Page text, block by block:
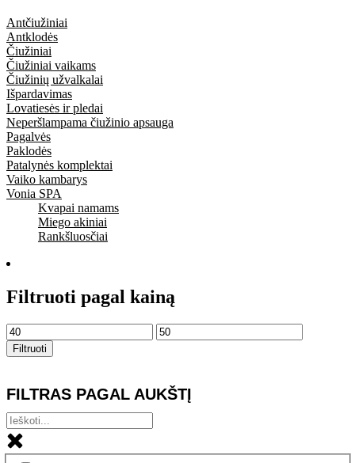
Antčiužiniai
Antklodės
Čiužiniai
Čiužiniai vaikams
Čiužinių užvalkalai
Išpardavimas
Lovatiesės ir pledai
Neperšlampama čiužinio apsauga
Pagalvės
Paklodės
Patalynės komplektai
Vaiko kambarys
Vonia SPA
Kvapai namams
Miego akiniai
Rankšluosčiai
Filtruoti pagal kainą
Min
kaina
Maks
kaina
Filtruoti
FILTRAS PAGAL AUKŠTĮ